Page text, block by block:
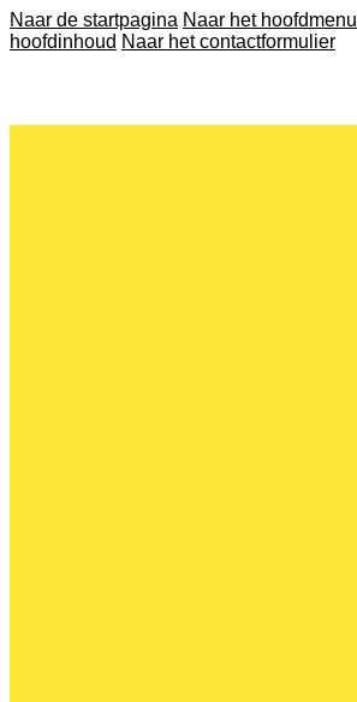
Naar de startpagina Naar het hoofdmenu
hoofdinhoud Naar het contactformulier